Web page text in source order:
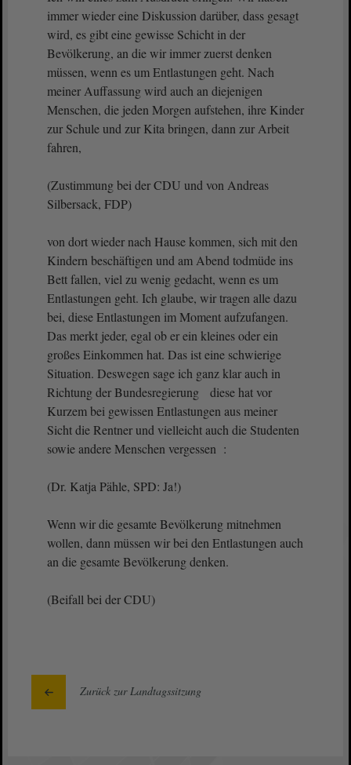
immer wieder eine Diskussion darüber, dass gesagt
wird, es gibt eine gewisse Schicht in der
Bevölkerung, an die wir immer zuerst denken
müssen, wenn es um Entlastungen geht. Nach
meiner Auffassung wird auch an diejenigen
Menschen, die jeden Morgen aufstehen, ihre Kinder
zur Schule und zur Kita bringen, dann zur Arbeit
fahren,
(Zustimmung bei der CDU und von Andreas
Silbersack, FDP)
von dort wieder nach Hause kommen, sich mit den
Kindern beschäftigen und am Abend todmüde ins
Bett fallen, viel zu wenig gedacht, wenn es um
Entlastungen geht. Ich glaube, wir tragen alle dazu
bei, diese Entlastungen im Moment aufzufangen.
Das merkt jeder, egal ob er ein kleines oder ein
großes Einkommen hat. Das ist eine schwierige
Situation. Deswegen sage ich ganz klar auch in
Richtung der Bundesregierung diese hat vor
Kurzem bei gewissen Entlastungen aus meiner
Sicht die Rentner und vielleicht auch die Studenten
sowie andere Menschen vergessen :
(Dr. Katja Pähle, SPD: Ja!)
Wenn wir die gesamte Bevölkerung mitnehmen
wollen, dann müssen wir bei den Entlastungen auch
an die gesamte Bevölkerung denken.
(Beifall bei der CDU)
Zurück zur Landtagssitzung